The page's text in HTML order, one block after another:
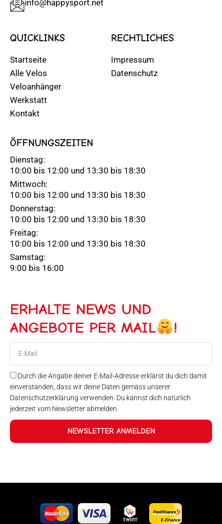
info@happysport.net
QUICKLINKS
Startseite
Alle Velos
Veloanhänger
Werkstatt
Kontakt
RECHTLICHES
Impressum
Datenschutz
ÖFFNUNGSZEITEN
Dienstag:
10:00 bis 12:00 und 13:30 bis 18:30
Mittwoch:
10:00 bis 12:00 und 13:30 bis 18:30
Donnerstag:
10:00 bis 12:00 und 13:30 bis 18:30
Freitag:
10:00 bis 12:00 und 13:30 bis 18:30
Samstag:
9:00 bis 16:00
ERHALTE NEWS UND
ANGEBOTE PER MAIL
!
Durch die Angabe deiner E-Mail-Adresse erklärst du dich damit
einverstanden, dass wir deine Daten gemäss unserer
Datenschutzerklärung verwenden. Du kannst dich natürlich
jederzeit vom Newsletter abmelden.
NEWSLETTER ANMELDEN